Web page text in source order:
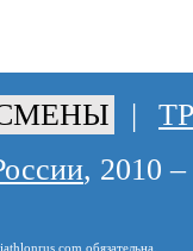
|
, 2010
обязательна.